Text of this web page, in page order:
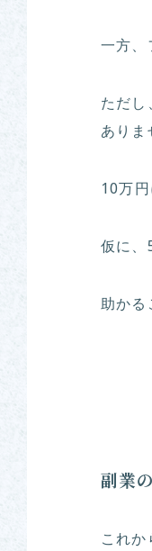
一方、
ただし
ありま
10万
仮に、
助かる
副業
これ